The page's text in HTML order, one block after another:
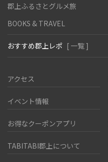
郡上ふるさとグルメ旅
BOOKS & TRAVEL
おすすめ郡上レポ [ 一覧 ]
アクセス
イベント情報
お得なクーポンアプリ
TABITABI郡上について